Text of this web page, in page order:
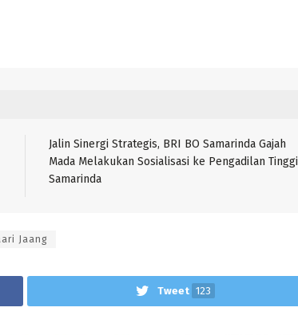
Jalin Sinergi Strategis, BRI BO Samarinda Gajah
Mada Melakukan Sosialisasi ke Pengadilan Tinggi
Samarinda
Jaang
Tweet 123